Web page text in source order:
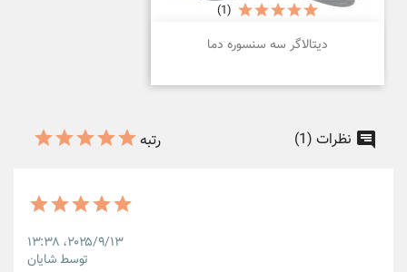
دیتالاگر سه سنسوره دما
(1)
نظرات (1) رتبه
۲۰۲۵/۹/۱۳،‏ ۱۳:۳۸
توسط شایان